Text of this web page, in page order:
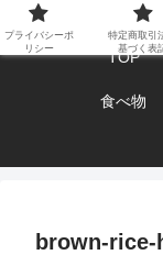
エ
TOP
食べ物
brown-rice-
プライバシーポ
リシー
特定商取引
基づく表